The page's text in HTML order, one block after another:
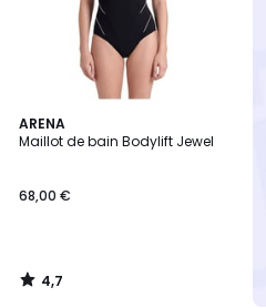
ARENA
Maillot de bain Bodylift Jewel
68,00 €
4,7
/ 5
4,7
/